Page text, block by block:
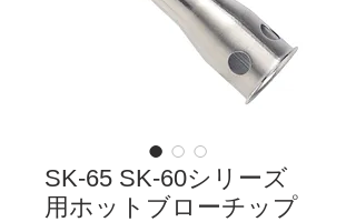
SK-65 SK-60シリーズ
用ホットブローチップ